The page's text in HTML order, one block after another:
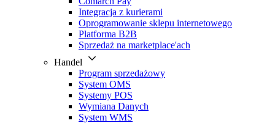
Integracja z kurierami
Oprogramowanie sklepu internetowego
Platforma B2B
Sprzedaż na marketplace'ach
Handel
Program sprzedażowy
System OMS
Systemy POS
Wymiana Danych
System WMS